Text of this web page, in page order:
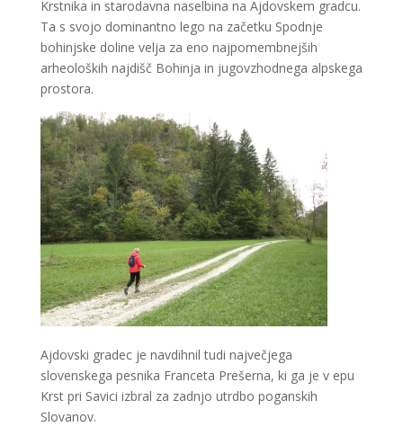
Krstnika in starodavna naselbina na Ajdovskem gradcu.
Ta s svojo dominantno lego na začetku Spodnje
bohinjske doline velja za eno najpomembnejših
arheoloških najdišč Bohinja in jugovzhodnega alpskega
prostora.
Ajdovski gradec je navdihnil tudi največjega
slovenskega pesnika Franceta Prešerna, ki ga je v epu
Krst pri Savici izbral za zadnjo utrdbo poganskih
Slovanov.